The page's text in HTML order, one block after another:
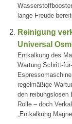
lange Freude
Reinigung
Universal
Entkalkung des
Wartung Schritt-
regelmäßige
den reibungslosen
Rolle – doch
„Entkalkung